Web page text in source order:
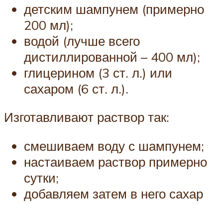
детским шампунем (примерно
200 мл);
водой (лучше всего
дистиллированной – 400 мл);
глицерином (3 ст. л.) или
сахаром (6 ст. л.).
Изготавливают раствор так:
смешиваем воду с шампунем;
настаиваем раствор примерно
сутки;
добавляем затем в него сахар